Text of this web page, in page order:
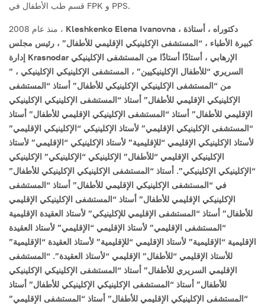
قسم طب الأطفال في FPK و PPS.
منذ عام 2008 ، Kleshkenko Elena Ivanovna دكتوراه ، أستاذة ،
كبيرة الأطباء ، “المستشفى الإكلينيكي الإقليمي للأطفال” ، رئيس مجلس
إدارة Krasnodar الإرهابي ، أستاذًا أستاذًا من المستشفى الإكلينيكي
السريري “للأطفال الإكلينيكيين” ، المستشفى الإكلينيكي الإكلينيكي ، ”
من “المستشفى الإكلينيكي الإكلينيكي للأطفال” أستاذ “المستشفى
الإكلينيكي الإقليمي للأطفال” أستاذ “المستشفى الإكلينيكي الإكلينيكي
الإقليمي للأطفال” أستاذ “المستشفى الإكلينيكي الإقليمي للأطفال” أستاذ
“المستشفى الإكلينيكي الإقليمي” لأستاذ الإكلينيكي “الإكلينيكي الإقليمي”
لأستاذ الإكلينيكي الإقليمي “للإقليمية” لأستاذ الإكلينيكي “الإقليمي” لأستاذ
الإكلينيكي الإقليمي “للأطفال” الإكلينيكي “الإكلينيكي” الإكلينيكي
“الإكلينيكي الإكلينيكي”. أستاذ “المستشفى الإكلينيكي الإكلينيكي للأطفال”
في “المستشفى الإكلينيكي الإقليمي للأطفال” أستاذ “المستشفى
الإكلينيكي الإقليمي للأطفال” أستاذ “المستشفى الإكلينيكي الإقليمي
للأطفال” أستاذ “المستشفى الإقليمي للإكلينيكي” لأستاذ العقيدة الإقليمية
“المستشفى الإقليمي” لأستاذ الإقليمي “الإقليمي” لأستاذ العقيدة
الإقليمية “الإقليمية” لأستاذ الإقليمي “للإقليمية” لأستاذ العقيدة “الإقليمية”
للأستاذ الإقليمي “للأطفال” الإقليمي “لأستاذ العقيدة”. “المستشفى
الإقليمي السريري للأطفال” أستاذ “المستشفى الإكلينيكي الإكلينيكي
للأطفال” أستاذ “المستشفى الإكلينيكي الإكلينيكي للأطفال” أستاذ
“المستشفى الإكلينيكي الإقليمي للأطفال” أستاذ “المستشفى الإقليمي”